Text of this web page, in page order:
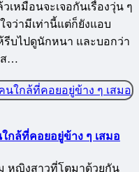
หมือนจะเจอกันเรื่องวุ่น ๆ
จว่ามีเท่านี้แต่ก็ยังแอบ
รีบไปดูนักหนา และบอกว่า
ส…
กล้ที่คอยอยู่ข้าง ๆ เสมอ
ม หญิงสาวที่โตมาด้วยกัน